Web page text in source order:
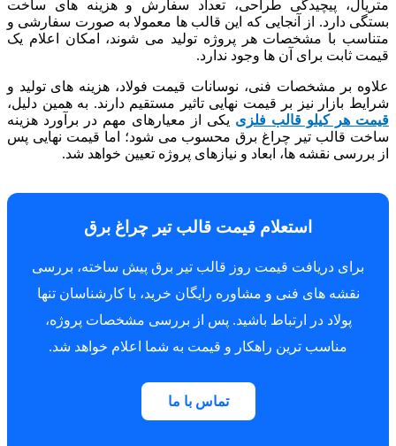
متریال، پیچیدگی طراحی، تعداد سفارش و هزینه های ساخت
بستگی دارد. از آنجایی که این قالب ها معمولا به صورت سفارشی و
متناسب با مشخصات هر پروژه تولید می شوند، امکان اعلام یک
قیمت ثابت برای آن ها وجود ندارد.
علاوه بر مشخصات فنی، نوسانات قیمت فولاد، هزینه های تولید و
شرایط بازار نیز بر قیمت نهایی تاثیر مستقیم دارند. به همین دلیل،
قیمت هر کیلو قالب فلزی یکی از معیارهای مهم در برآورد هزینه
ساخت قالب تیر چراغ برق محسوب می شود؛ اما قیمت نهایی پس
از بررسی نقشه ها، ابعاد و نیازهای پروژه تعیین خواهد شد.
استعلام قیمت قالب تیر چراغ برق
برای دریافت قیمت روز قالب تیر برق پیش ساخته، بررسی
نقشه های فنی و مشاوره رایگان خرید، با کارشناسان تنها
پولاد در ارتباط باشید. پس از بررسی مشخصات پروژه،
مناسب ترین راهکار و قیمت به شما اعلام خواهد شد.
تماس با ما